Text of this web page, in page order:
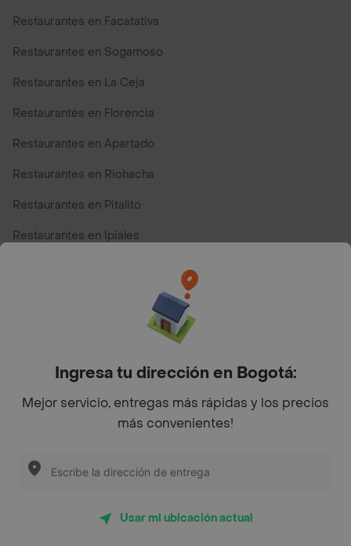
Restaurantes en Facatativa
Restaurantes en Sogamoso
Restaurantes en La Ceja
Restaurantes en Florencia
Restaurantes en Apartado
Restaurantes en Riohacha
Restaurantes en Pitalito
Restaurantes en Ipiales
Top Marcas y Cadenas de Restaurantes
Encuéntranos en estos países
App Store Google play
Restaurantes cerca de mi para pedir Comida a Domicilio -
Ingresa tu dirección en Bogotá:
Mejor servicio, entregas más rápidas y los precios
más convenientes!
Usar mi ubicación actual